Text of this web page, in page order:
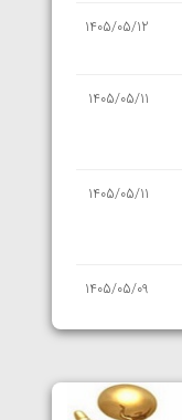
1405/05/12
1405/05/11
1405/05/11
1405/05/09